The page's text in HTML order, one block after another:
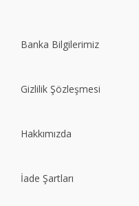
Banka Bilgilerimiz
Gizlilik Şözleşmesi
Hakkımızda
İade Şartları